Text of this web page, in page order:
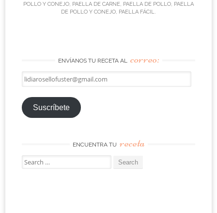
POLLO Y CONEJO, PAELLA DE CARNE, PAELLA DE POLLO, PAELLA
DE POLLO Y CONEJO, PAELLA FÁCIL.
ENVÍANOS TU RECETA AL correo:
lidiarosellofuster@gmail.com
Suscríbete
ENCUENTRA TU receta
Search
for: